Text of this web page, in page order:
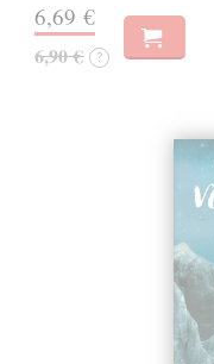
6,69 €
6,90 € ?